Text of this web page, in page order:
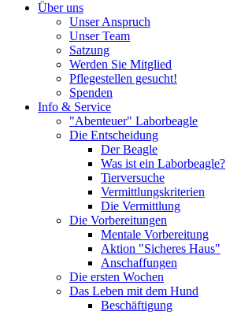
Über uns
Unser Anspruch
Unser Team
Satzung
Werden Sie Mitglied
Pflegestellen gesucht!
Spenden
Info & Service
"Abenteuer" Laborbeagle
Die Entscheidung
Der Beagle
Was ist ein Laborbeagle?
Tierversuche
Vermittlungskriterien
Die Vermittlung
Die Vorbereitungen
Mentale Vorbereitung
Aktion "Sicheres Haus"
Anschaffungen
Die ersten Wochen
Das Leben mit dem Hund
Beschäftigung